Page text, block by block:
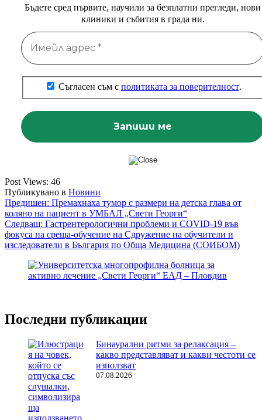
Бъдете сред първите, научили за безплатни прегледи, нови
клиники и събития в града ни.
Съгласен съм с политиката за поверителност.
Post Views: 46
Публикувано в Новини
Навигация
Предишен: Премахнаха тумор с размери на детска глава от
коляно на пациент в УМБАЛ „Свети Георги“
Следващ: Гастрентерологични проблеми и COVID-19 във
фокуса на среща-обучение на Сдружение на обучители и
изследователи в България по Обща Медицина (СОИБОМ)
Последни публикации
Бинаурални ритми за релаксация –
какво представляват и какви честоти се
използват
07.08.2026